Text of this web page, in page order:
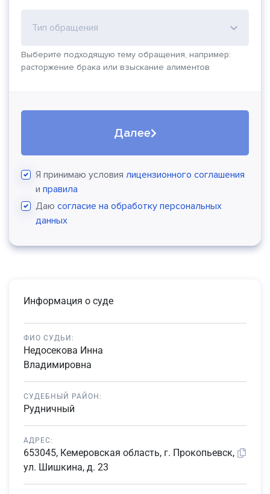
Тип обращения
Выберите подходящую тему обращения, например:
расторжение брака или взыскание алиментов
Далее
Я принимаю условия лицензионного соглашения
и правила
Даю согласие на обработку персональных
данных
Информация о суде
ФИО СУДЬИ:
Недосекова Инна
Владимировна
СУДЕБНЫЙ РАЙОН:
Рудничный
АДРЕС:
653045, Кемеровская область, г. Прокопьевск,
ул. Шишкина, д. 23